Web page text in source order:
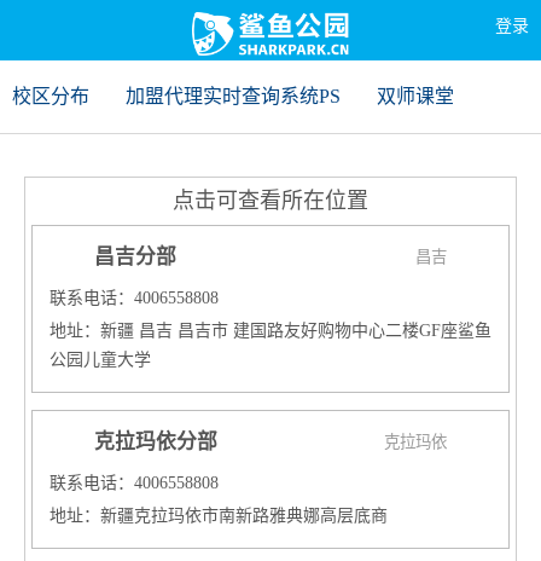
登录
校区分布 加盟代理实时查询系统PS 双师课堂
点击可查看所在位置
昌吉分部 昌吉
联系电话：4006558808
地址：新疆 昌吉 昌吉市 建国路友好购物中心二楼GF座鲨鱼
公园儿童大学
克拉玛依分部 克拉玛依
联系电话：4006558808
地址：新疆克拉玛依市南新路雅典娜高层底商